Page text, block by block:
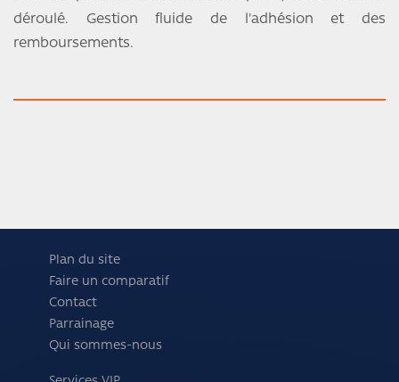
déroulé. Gestion fluide de l'adhésion et des
remboursements.
Plan du site
Faire un comparatif
Contact
Parrainage
Qui sommes-nous